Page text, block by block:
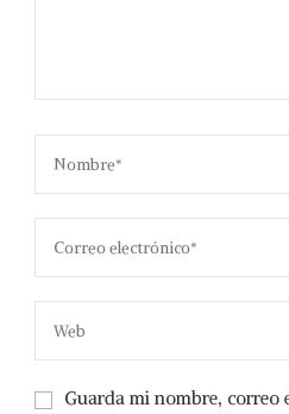
Guarda mi nombre, correo